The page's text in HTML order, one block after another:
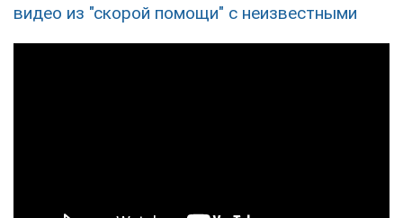
видео из "скорой помощи" с неизвестными